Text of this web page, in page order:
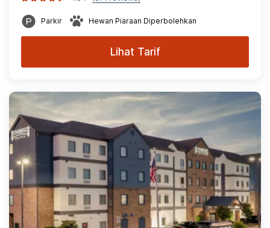
Parkir Hewan Piaraan Diperbolehkan
Lihat Tarif